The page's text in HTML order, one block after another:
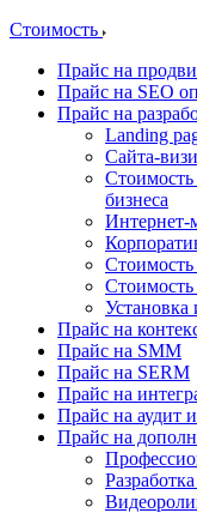
Стоимость
Прайс на
Прайс на SEO
Прайс на
Landing
Cайта-
Стоимость
бизнеса
Интернет-
Стоимость
Установка
Прайс на
Прайс на SMM
Прайс на SERM
Прайс на
Прайс на аудит
Прайс на